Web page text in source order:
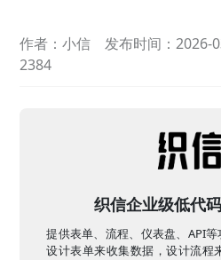
作者：小信 发布时间：2026-
2384
织信企业级低代
提供表单、流程、仪表盘、API
设计表单来收集数据，设计流程